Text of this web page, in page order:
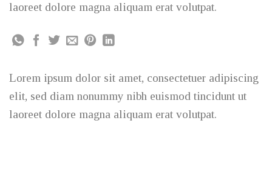
laoreet dolore magna aliquam erat volutpat.
Lorem ipsum dolor sit amet, consectetuer adipiscing
elit, sed diam nonummy nibh euismod tincidunt ut
laoreet dolore magna aliquam erat volutpat.